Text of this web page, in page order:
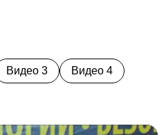
средств по маршрутам
в Региональную
отображения
заместитель
хозяйства и
Видео 3 Видео 4